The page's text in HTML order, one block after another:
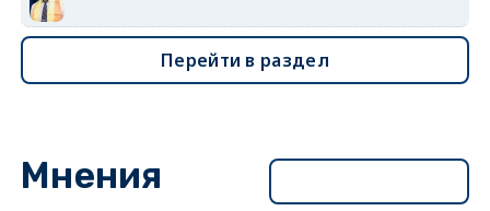
Перейти в раздел
Мнения